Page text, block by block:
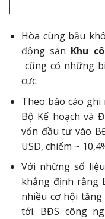
Hòa cùng bầu
động sản Khu
cũng có những
cực.
Theo báo cáo
Bộ Kế hoạch và
vốn đầu tư vào
USD, chiếm ~
Với những số
khẳng định rằng
nhiều cơ hội
tới. BĐS công